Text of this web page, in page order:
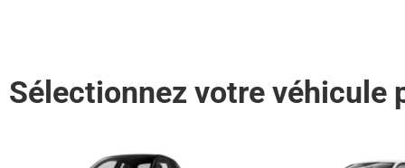
Sélectionnez votre véhicule